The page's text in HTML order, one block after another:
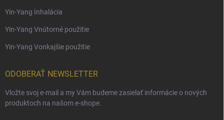
Yin-Yang Inhalácia
Yin-Yang Vnútorné použitie
Yin-Yang Vonkajšie použitie
ODOBERAŤ NEWSLETTER
Vložte svoj e-mail a my Vám budeme zasielať informácie o nových
produktoch na našom e-shope.